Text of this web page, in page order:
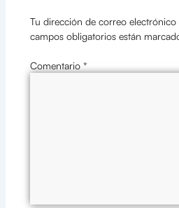
Tu dirección de correo electrónico
campos obligatorios están
Comentario *